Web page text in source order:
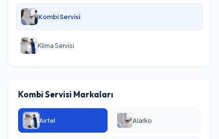
Kombi Servisi
Klima Servisi
Kombi Servisi Markaları
Airfel Alarko